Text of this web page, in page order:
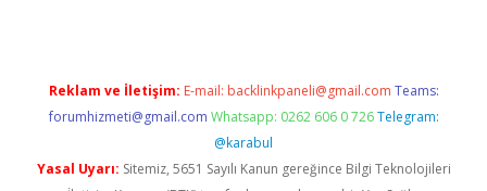
Reklam ve İletişim: E-mail: backlinkpaneli@gmail.com Teams:
forumhizmeti@gmail.com Whatsapp: 0262 606 0 726 Telegram:
@karabul
Yasal Uyarı: Sitemiz, 5651 Sayılı Kanun gereğince Bilgi Teknolojileri